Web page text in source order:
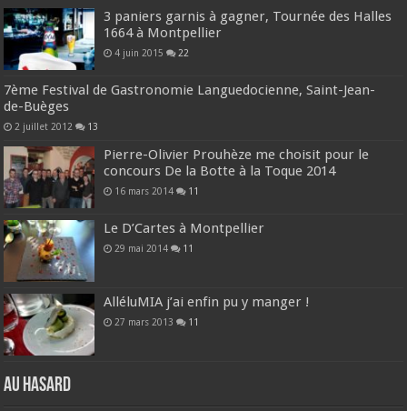
3 paniers garnis à gagner, Tournée des Halles
1664 à Montpellier
4 juin 2015 22
7ème Festival de Gastronomie Languedocienne, Saint-Jean-
de-Buèges
2 juillet 2012 13
Pierre-Olivier Prouhèze me choisit pour le
concours De la Botte à la Toque 2014
16 mars 2014 11
Le D’Cartes à Montpellier
29 mai 2014 11
AlléluMIA j’ai enfin pu y manger !
27 mars 2013 11
Au hasard